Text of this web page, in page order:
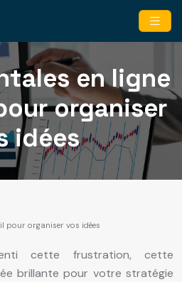
en ligne
organiser
idées
pour organiser vos idées
cette frustration, cette
brillante pour votre stratégie